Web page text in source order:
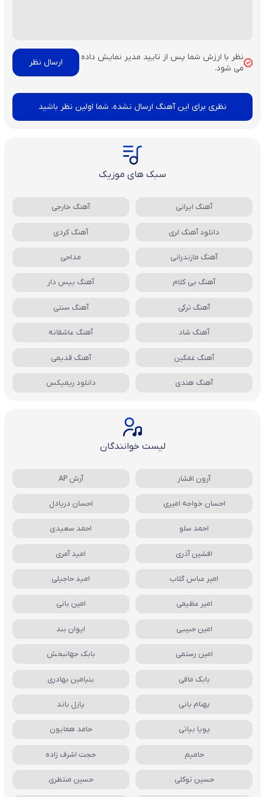
نظر با ارزش شما پس از تایید مدیر نمایش داده
می شود.
نظری برای این آهنگ ارسال نشده، شما اولین نظر باشید
سبک های موزیک
آهنگ ایرانی آهنگ خارجی
دانلود آهنگ لری آهنگ کردی
آهنگ مازندرانی مداحی
آهنگ بی کلام آهنگ بیس دار
آهنگ ترکی آهنگ سنتی
آهنگ شاد آهنگ عاشقانه
آهنگ غمگین آهنگ قدیمی
آهنگ هندی دانلود ریمیکس
لیست خوانندگان
آرون افشار آرش AP
احسان خواجه امیری احسان دریادل
احمد سلو احمد سعیدی
افشین آذری امید آمری
امیر عباس گلاب امید حاجیلی
امیر عظیمی امین بانی
امین حبیبی ایوان بند
امین رستمی بابک جهانبخش
بابک مافی بنیامین بهادری
بهنام بانی پازل باند
پویا بیاتی حامد همایون
حامیم حجت اشرف زاده
حسین توکلی حسین منتظری